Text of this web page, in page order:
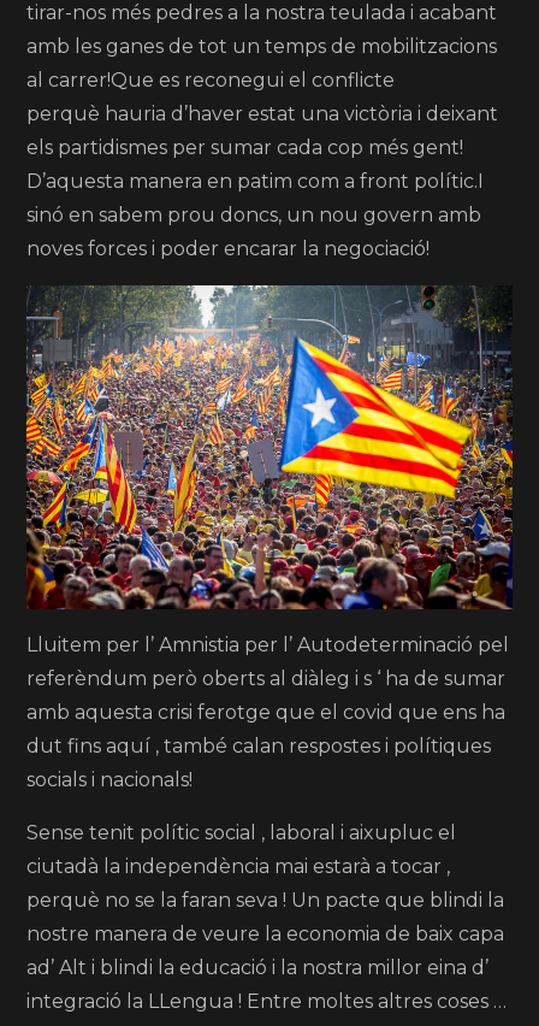
tirar-nos més pedres a la nostra teulada i acabant
amb les ganes de tot un temps de mobilitzacions
al carrer!Que es reconegui el conflicte
perquè hauria d’haver estat una victòria i deixant
els partidismes per sumar cada cop més gent!
D’aquesta manera en patim com a front polític.I
sinó en sabem prou doncs, un nou govern amb
noves forces i poder encarar la negociació!
Lluitem per l’ Amnistia per l’ Autodeterminació pel
referèndum però oberts al diàleg i s ‘ ha de sumar
amb aquesta crisi ferotge que el covid que ens ha
dut fins aquí , també calan respostes i polítiques
socials i nacionals!
Sense tenit polític social , laboral i aixupluc el
ciutadà la independència mai estarà a tocar ,
perquè no se la faran seva ! Un pacte que blindi la
nostre manera de veure la economia de baix capa
ad’ Alt i blindi la educació i la nostra millor eina d’
integració la LLengua ! Entre moltes altres coses …